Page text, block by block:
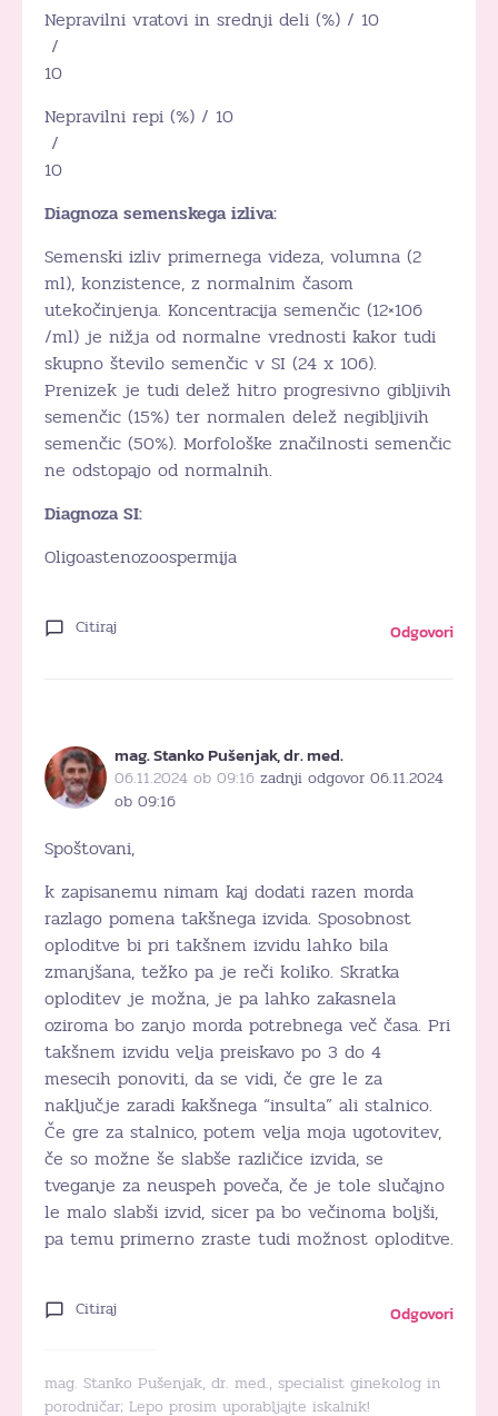
Nepravilni vratovi in srednji deli (%) / 10
/
10
Nepravilni repi (%) / 10
/
10
Diagnoza semenskega izliva:
Semenski izliv primernega videza, volumna (2
ml), konzistence, z normalnim časom
utekočinjenja. Koncentracija semenčic (12×106
/ml) je nižja od normalne vrednosti kakor tudi
skupno število semenčic v SI (24 x 106).
Prenizek je tudi delež hitro progresivno gibljivih
semenčic (15%) ter normalen delež negibljivih
semenčic (50%). Morfološke značilnosti semenčic
ne odstopajo od normalnih.
Diagnoza SI:
Oligoastenozoospermija
Citiraj Odgovori
mag. Stanko Pušenjak, dr. med.
06.11.2024 ob 09:16 zadnji odgovor 06.11.2024
ob 09:16
Spoštovani,
k zapisanemu nimam kaj dodati razen morda
razlago pomena takšnega izvida. Sposobnost
oploditve bi pri takšnem izvidu lahko bila
zmanjšana, težko pa je reči koliko. Skratka
oploditev je možna, je pa lahko zakasnela
oziroma bo zanjo morda potrebnega več časa. Pri
takšnem izvidu velja preiskavo po 3 do 4
mesecih ponoviti, da se vidi, če gre le za
naključje zaradi kakšnega “insulta” ali stalnico.
Če gre za stalnico, potem velja moja ugotovitev,
če so možne še slabše različice izvida, se
tveganje za neuspeh poveča, če je tole slučajno
le malo slabši izvid, sicer pa bo večinoma boljši,
pa temu primerno zraste tudi možnost oploditve.
Citiraj Odgovori
mag. Stanko Pušenjak, dr. med., specialist ginekolog in
porodničar; Lepo prosim uporabljajte iskalnik!